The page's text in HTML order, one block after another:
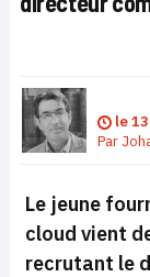
le
Par
Le jeune
cloud vient
recrutant le